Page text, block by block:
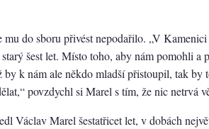
mu do sboru přivést nepodařilo. „V
šest let. Místo toho, aby nám pomohli a
k nám ale někdo mladší přistoupil, tak by
povzdychl si Marel s tím, že nic netrvá
Václav Marel šestatřicet let, v dobách